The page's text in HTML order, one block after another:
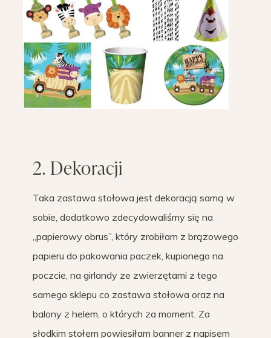
2. Dekoracji
Taka zastawa stołowa jest dekoracją samą w
sobie, dodatkowo zdecydowaliśmy się na
„papierowy obrus”, który zrobiłam z brązowego
papieru do pakowania paczek, kupionego na
poczcie, na girlandy ze zwierzętami z tego
samego sklepu co zastawa stołowa oraz na
balony z helem, o których za moment. Za
słodkim stołem powiesiłam banner z napisem